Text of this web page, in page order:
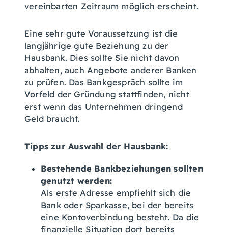
vereinbarten Zeitraum möglich erscheint.
Eine sehr gute Voraussetzung ist die
langjährige gute Beziehung zu der
Hausbank. Dies sollte Sie nicht davon
abhalten, auch Angebote anderer Banken
zu prüfen. Das Bankgespräch sollte im
Vorfeld der Gründung stattfinden, nicht
erst wenn das Unternehmen dringend
Geld braucht.
Tipps zur Auswahl der Hausbank:
Bestehende Bankbeziehungen sollten
genutzt werden:
Als erste Adresse empfiehlt sich die
Bank oder Sparkasse, bei der bereits
eine Kontoverbindung besteht. Da die
finanzielle Situation dort bereits